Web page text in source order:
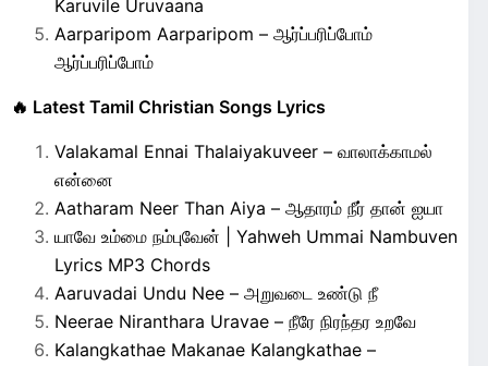
Karuvile Uruvaana
Aarparipom Aarparipom – ஆர்ப்பரிப்போம்
ஆர்ப்பரிப்போம்
🔥 Latest Tamil Christian Songs Lyrics
Valakamal Ennai Thalaiyakuveer – வாலாக்காமல்
என்னை
Aatharam Neer Than Aiya – ஆதாரம் நீர் தான் ஐயா
யாவே உம்மை நம்புவேன் | Yahweh Ummai Nambuven
Lyrics MP3 Chords
Aaruvadai Undu Nee – அறுவடை உண்டு நீ
Neerae Niranthara Uravae – நீரே நிரந்தர உறவே
Kalangkathae Makanae Kalangkathae –